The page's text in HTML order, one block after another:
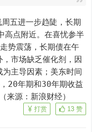
高点附近。在喜忧参半
势震荡，长期债在午
市场缺乏催化剂，因
主导因素；美东时间
20年期和30年期收益
来源：新浪财经）
13 赞
打赏